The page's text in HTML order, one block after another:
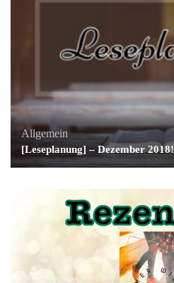
Allgemein
[Leseplanung] – Dezember 2018!